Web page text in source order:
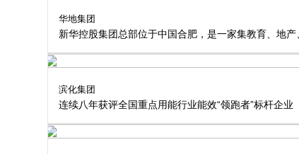
华地集团
新华控股集团总部位于中国合肥，是一家集教育、地
滨化集团
连续八年获评全国重点用能行业能效“领跑者”标杆企业